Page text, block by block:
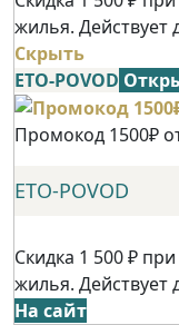
жилья. Действует
Скрыть
ETO-POVOD
Промокод 1500₽
ETO-POVOD
Скидка 1 500 ₽
жилья. Действует
На сайт